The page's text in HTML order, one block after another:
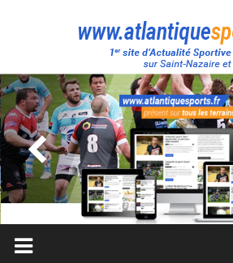
Atlantique
Sport